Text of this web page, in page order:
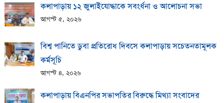
কলাপাড়ায় ১২ জুলাইযোদ্ধাকে সবংর্ধনা ও আলোচনা সভা
আগস্ট ৫, ২০২৬
বিশ্ব পানিতে ডুবা প্রতিরোধ দিবসে কলাপাড়ায় সচেতনতামূলক
কর্মসূচি
আগস্ট ৪, ২০২৬
কলাপাড়ায় বিএনপির সভাপতির বিরুদ্ধে মিথ্যা সংবাদের